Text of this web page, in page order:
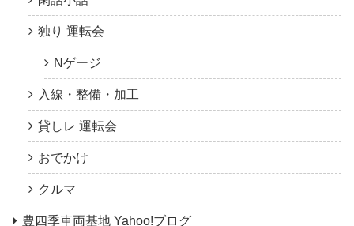
独り 運転会
Nゲージ
入線・整備・加工
貸しレ 運転会
おでかけ
クルマ
豊四季車両基地 Yahoo!ブログ